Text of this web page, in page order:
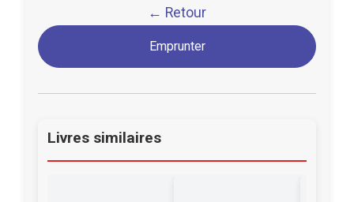
← Retour
Emprunter
Livres similaires